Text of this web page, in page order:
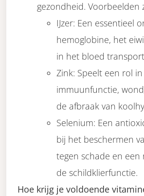
gezondheid. Voorbeelden
IJzer: Een essentieel
hemoglobine, het
in het bloed
Zink: Speelt een rol
immuunfunctie,
de afbraak van
Selenium: Een
bij het beschermen
tegen schade en een
de schildklierfunctie.
Hoe krijg je voldoende